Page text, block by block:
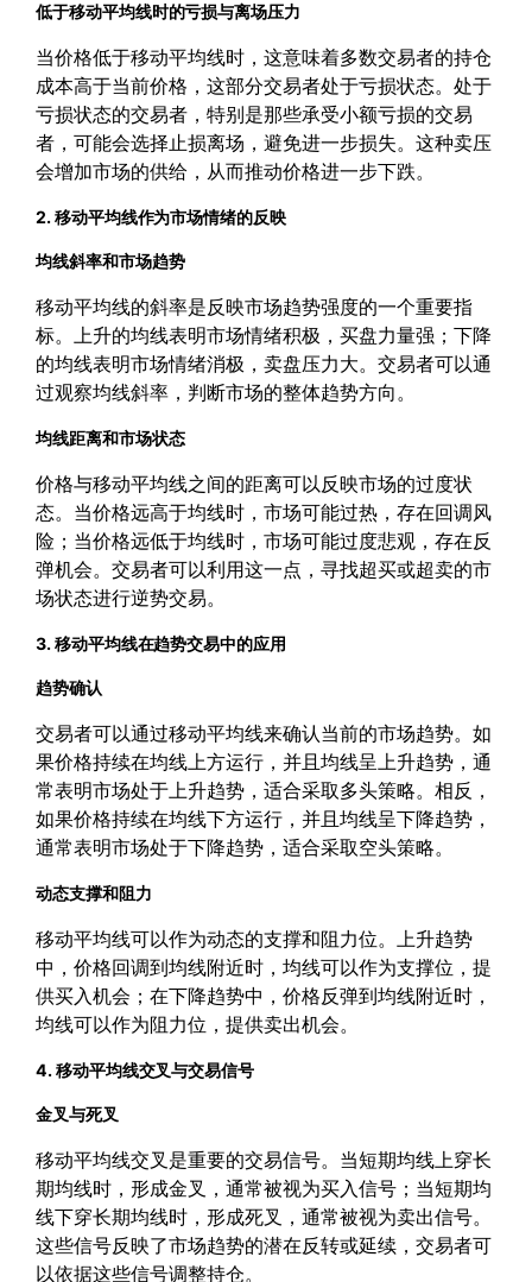
低于移动平均线时的亏损与离场压力
当价格低于移动平均线时，这意味着多数交易者的持仓
成本高于当前价格，这部分交易者处于亏损状态。处于
亏损状态的交易者，特别是那些承受小额亏损的交易
者，可能会选择止损离场，避免进一步损失。这种卖压
会增加市场的供给，从而推动价格进一步下跌。
2. 移动平均线作为市场情绪的反映
均线斜率和市场趋势
移动平均线的斜率是反映市场趋势强度的一个重要指
标。上升的均线表明市场情绪积极，买盘力量强；下降
的均线表明市场情绪消极，卖盘压力大。交易者可以通
过观察均线斜率，判断市场的整体趋势方向。
均线距离和市场状态
价格与移动平均线之间的距离可以反映市场的过度状
态。当价格远高于均线时，市场可能过热，存在回调风
险；当价格远低于均线时，市场可能过度悲观，存在反
弹机会。交易者可以利用这一点，寻找超买或超卖的市
场状态进行逆势交易。
3. 移动平均线在趋势交易中的应用
趋势确认
交易者可以通过移动平均线来确认当前的市场趋势。如
果价格持续在均线上方运行，并且均线呈上升趋势，通
常表明市场处于上升趋势，适合采取多头策略。相反，
如果价格持续在均线下方运行，并且均线呈下降趋势，
通常表明市场处于下降趋势，适合采取空头策略。
动态支撑和阻力
移动平均线可以作为动态的支撑和阻力位。上升趋势
中，价格回调到均线附近时，均线可以作为支撑位，提
供买入机会；在下降趋势中，价格反弹到均线附近时，
均线可以作为阻力位，提供卖出机会。
4. 移动平均线交叉与交易信号
金叉与死叉
移动平均线交叉是重要的交易信号。当短期均线上穿长
期均线时，形成金叉，通常被视为买入信号；当短期均
线下穿长期均线时，形成死叉，通常被视为卖出信号。
这些信号反映了市场趋势的潜在反转或延续，交易者可
以依据这些信号调整持仓。